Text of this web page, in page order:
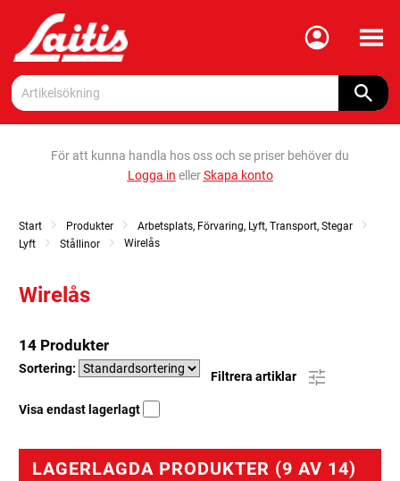
Meny
För att kunna handla hos oss och se priser behöver du
Logga in ellerSkapa konto
Start Produkter
Arbetsplats, Förvaring, Lyft, Transport, Stegar
Lyft
Stållinor Wirelås
Wirelås
14 Produkter
Sortering:
Filtrera artiklar
Visa endast lagerlagt
LAGERLAGDA PRODUKTER (9 AV 14)